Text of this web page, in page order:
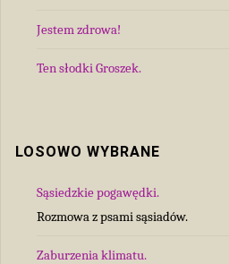
Jestem zdrowa!
Ten słodki Groszek.
LOSOWO WYBRANE
Sąsiedzkie pogawędki.
Rozmowa z psami sąsiadów.
Zaburzenia klimatu.